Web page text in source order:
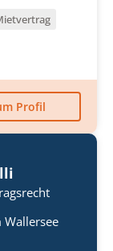
Profil
Wallersee